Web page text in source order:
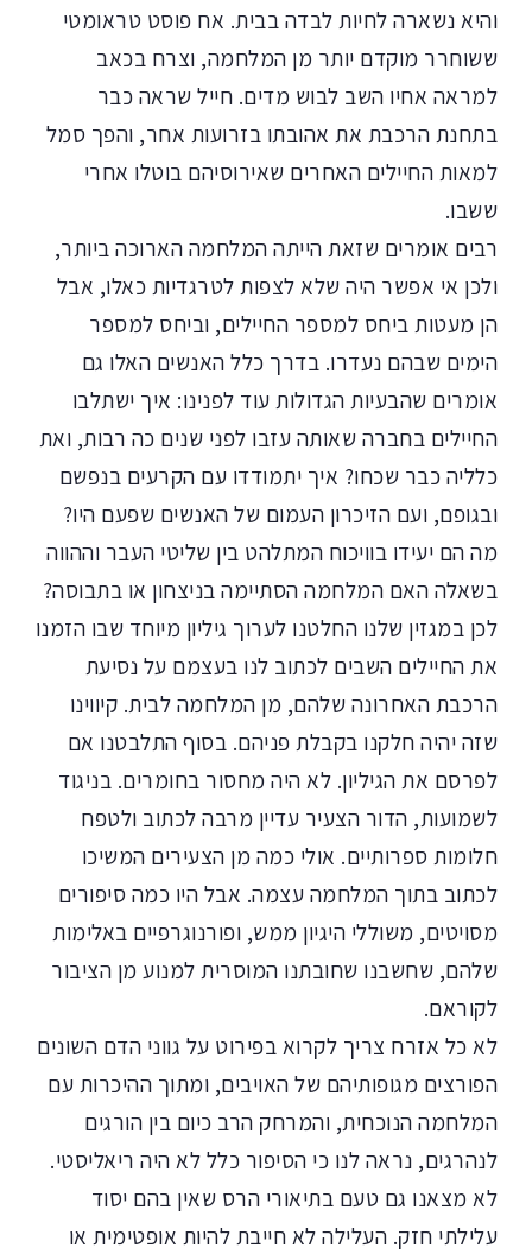
והיא נשארה לחיות לבדה בבית. אח פוסט טראומטי
ששוחרר מוקדם יותר מן המלחמה, וצרח בכאב
למראה אחיו השב לבוש מדים. חייל שראה כבר
בתחנת הרכבת את אהובתו בזרועות אחר, והפך סמל
למאות החיילים האחרים שאירוסיהם בוטלו אחרי
ששבו.
רבים אומרים שזאת הייתה המלחמה הארוכה ביותר,
ולכן אי אפשר היה שלא לצפות לטרגדיות כאלו, אבל
הן מעטות ביחס למספר החיילים, וביחס למספר
הימים שבהם נעדרו. בדרך כלל האנשים האלו גם
אומרים שהבעיות הגדולות עוד לפנינו: איך ישתלבו
החיילים בחברה שאותה עזבו לפני שנים כה רבות, ואת
כלליה כבר שכחו? איך יתמודדו עם הקרעים בנפשם
ובגופם, ועם הזיכרון העמום של האנשים שפעם היו?
מה הם יעידו בוויכוח המתלהט בין שליטי העבר וההווה
בשאלה האם המלחמה הסתיימה בניצחון או בתבוסה?
לכן במגזין שלנו החלטנו לערוך גיליון מיוחד שבו הזמנו
את החיילים השבים לכתוב לנו בעצמם על נסיעת
הרכבת האחרונה שלהם, מן המלחמה לבית. קיווינו
שזה יהיה חלקנו בקבלת פניהם. בסוף התלבטנו אם
לפרסם את הגיליון. לא היה מחסור בחומרים. בניגוד
לשמועות, הדור הצעיר עדיין מרבה לכתוב ולטפח
חלומות ספרותיים. אולי כמה מן הצעירים המשיכו
לכתוב בתוך המלחמה עצמה. אבל היו כמה סיפורים
מסויטים, משוללי היגיון ממש, ופורנוגרפיים באלימות
שלהם, שחשבנו שחובתנו המוסרית למנוע מן הציבור
לקוראם.
לא כל אזרח צריך לקרוא בפירוט על גווני הדם השונים
הפורצים מגופותיהם של האויבים, ומתוך ההיכרות עם
המלחמה הנוכחית, והמרחק הרב כיום בין הורגים
לנהרגים, נראה לנו כי הסיפור כלל לא היה ריאליסטי.
לא מצאנו גם טעם בתיאורי הרס שאין בהם יסוד
עלילתי חזק. העלילה לא חייבת להיות אופטימית או